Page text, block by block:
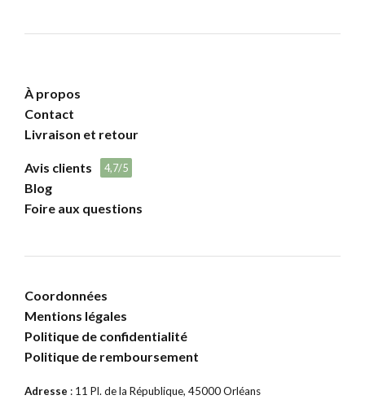
À propos
Contact
Livraison et retour
Avis clients 4,7/5
Blog
Foire aux questions
Coordonnées
Mentions légales
Politique de confidentialité
Politique de remboursement
Adresse : 11 Pl. de la République, 45000 Orléans